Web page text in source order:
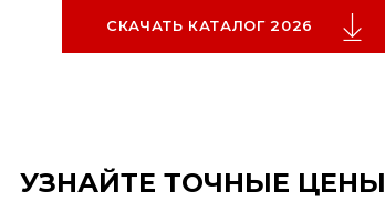
СКАЧАТЬ КАТАЛОГ 2026
УЗНАЙТЕ ТОЧНЫЕ ЦЕНЫ